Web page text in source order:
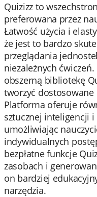
Quizizz to
preferowana przez
Łatwość użycia i
że jest to bardzo
przeglądania
niezależnych
obszerną bibliotekę
tworzyć
Platforma oferuje
sztucznej inteligencji
umożliwiając
indywidualnych
bezpłatne funkcje
zasobach i
on bardziej
narzędzia.